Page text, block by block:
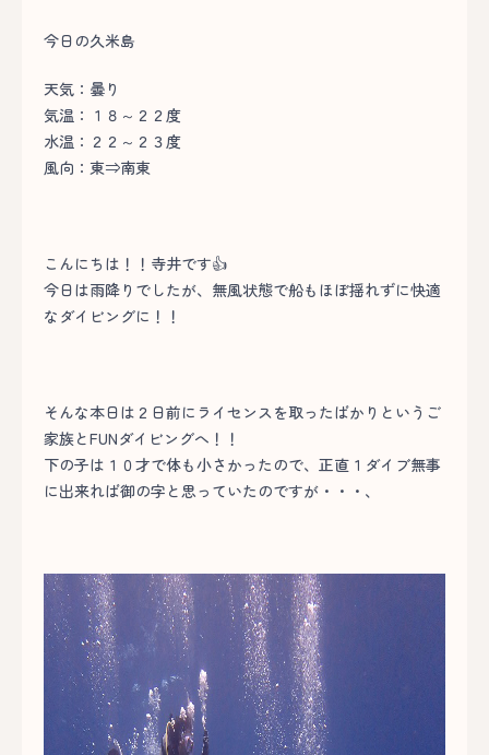
今日の久米島
天気：曇り
気温：１８～２２度
水温：２２～２３度
風向：東⇒南東
こんにちは！！寺井です👍
今日は雨降りでしたが、無風状態で船もほぼ揺れずに快適
なダイビングに！！
そんな本日は２日前にライセンスを取ったばかりというご
家族とFUNダイビングへ！！
下の子は１０才で体も小さかったので、正直１ダイブ無事
に出来れば御の字と思っていたのですが・・・、